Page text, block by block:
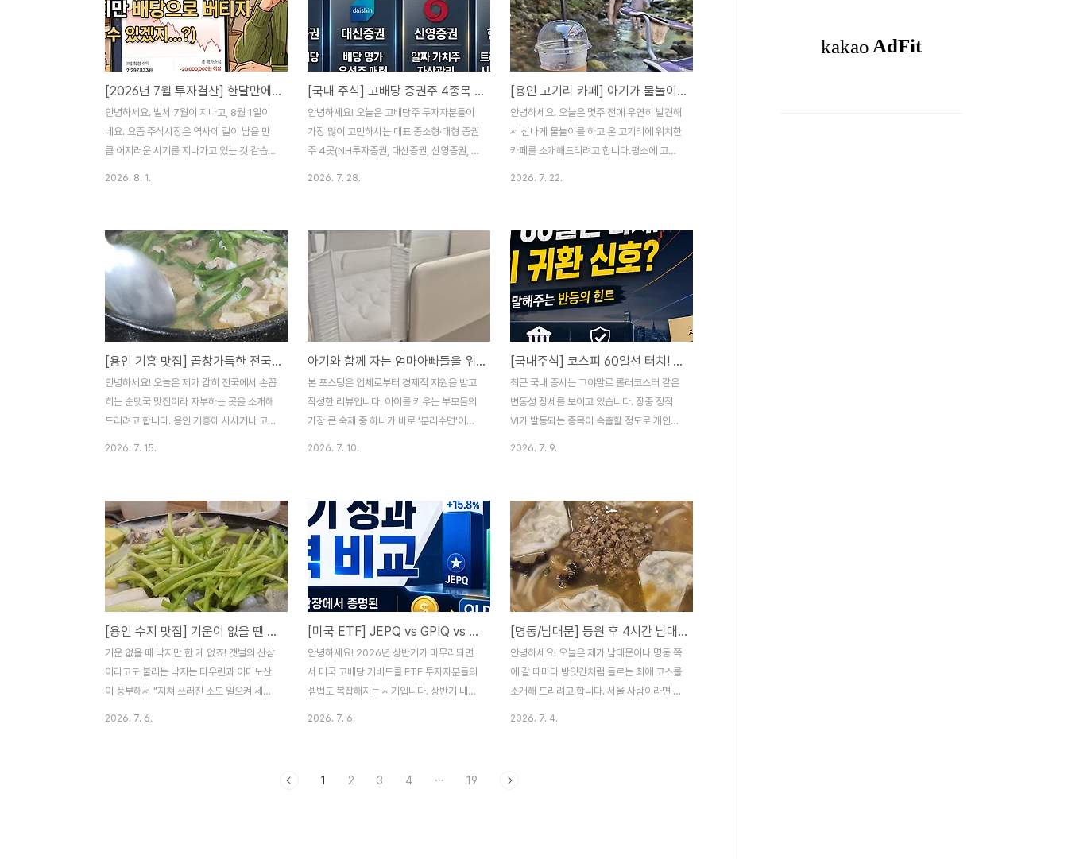
います(まよいます)사아.. 도우데스까네글
쎄요.. 어떨까요さあ.. どうですかね하지메
떼 키키마시따처음 들었어요初めて聞きま
した(はじめてききました)나루호도데스네
그렇군요なるほどですね오나까 스이데 나
이데스까배 안 고프세요?お腹空いてない
ですか(おなかすいてないですか)혼끼데
스까진심이에요?本気ですか(ほんきです
인이 자주 쓰는 존댓말 140가지' 영상을 참
고하여 공부한 내용을 정리해 보았습니다. 1.
오늘의 일본어 표현한글 발음한국어 뜻일본
어 (히라가나/가타카나 + 한자)니혼고데난떼
이이마스까?일본어로 뭐라고 하나요?にほ
んごでなんていいですか？(日本語で何
と言いますか？)오키키시떼모이이데스까?
물어봐도 될까요?おききしてもいいです
[2026년 7월 투자결산] 한달만에 -2천만원 증발! 계좌는 녹았지만 배당으로 버티자(부자할머니 될 수 있겠지...?)
안녕하세요. 벌서 7월이 지나고, 8월 1일이
네요. 요즘 주식시장은 역사에 길이 남을 만
큼 어지러운 시기를 지나가고 있는 것 같습니
1,061,002원)국내주식 매매차익:
387,404원 (종목 교체 및 자산 재배치)해외
주식 매매차익:0원 (종목 단순화)💰 총 확정
수익: 2,297,833원총 자산변동: 전월 대비
약 2,000만원 이상 감소(ISA, 해외직투, 토
스계좌 등...) / 남편 계좌는 미포함ㅠ 1-1. 배
당수익 : 1,910,429원이번달 달러로 들어온
배당수익은 약 85만 원 정도입니다. 토스계..
2026. 8. 1.
[국내 주식] 고배당 증권주 4종목 비교 분석: NH투자증권 vs 대신증권 vs 신영증권 vs 한양증권
안녕하세요! 오늘은 고배당주 투자자분들이
가장 많이 고민하시는 대표 중소형·대형 증권
주 4곳(NH투자증권, 대신증권, 신영증권, 한
가려고 합니다. 1. 시황분석 - 롤러코스터 장
세: 반도체·빅테크의 엎치락뒤치락과 원자재
시황고배당 증권주를 살펴보기 전에, 먼저 우
리 증시와 글로벌 금융시장을 흔들고 있는 4
가지 핵심 시황 포인트를 짚어볼 필요가 있습
니다.1. 🇨🇳 창신메모리(CXMT) 상장 폭등
과 과창판 수급 쇼크바로 어제 7월 27일 월
요일, 중국 최대 D램 제조사인 창신메모리
(CXMT)가 상하이 과창판에 상장하자마자
400%..
2026. 7. 28.
[용인 고기리 카페] 아기가 물놀이 하기 딱 좋은 '괜찮아 고기리야' (계곡+수영장+미꾸라지잡기)
안녕하세요. 오늘은 몇주 전에 우연히 발견해
서 신나게 물놀이를 하고 온 고기리에 위치한
카페를 소개해드리려고 합니다.평소에 고기
거에요? 그래서 제대로 찾아보진 않고 일단
가보자~ 해서 갔는데...웬걸 너무 좋았답니
다! 1. 괜찮아 고기리야 위치 & 영업정보위치
동천로 591-9영업 매일 10:30 - 20:00전
화 0507-1430-9293주차 가능, 어린이
이용료 5,000원 오픈은 10시30분 정도인
데 저희는 11시쯤 도착했습니다. 그런데.... 아
무것도 준비해가지 않은 저희 가족과 달리 이
미 많은 분들이 계셨고, 다들 물놀이 준비..
2026. 7. 22.
[용인 기흥 맛집] 곱창가득한 전국구 1티어 내장 순대국밥 맛집 '원평시골장터순대국' (feat. 아기입맛저격)
안녕하세요! 오늘은 제가 감히 전국에서 손꼽
히는 순댓국 맛집이라 자부하는 곳을 소개해
드리려고 합니다. 용인 기흥에 사시거나 고매
과는 완전히 궤를 달리하는 독보적인 매력을
가진 곳이랍니다. 1. 원평시골장터순대국밥
위치 & 영업정보 영업 화요일 ~ 일요일
10:30 ~ 20:00 (브레이크 타임: 15:30 ~
17:00 / 정기 휴무: 월)주소 경기도 용인시
기흥구 고매동 546-14(공세로 10)전화
031-285-1247 주차 가능, 재료가 조기에
소진될 경우 영업을 마감할 수 있음. 2. 원평
시골장터 메뉴 - 순대국밥에는 고기..
2026. 7. 15.
아기와 함께 자는 엄마아빠들을 위한 ‘슬로우베드 이브닝 리버서블 SS 매트리스’ 솔직후기
본 포스팅은 업체로부터 경제적 지원을 받고
작성한 리뷰입니다. 아이를 키우는 부모들의
가장 큰 숙제 중 하나가 바로 '분리수면'이죠?
을 꿈꾸며 아기가 태어나기도 전부터 ‘일룸
쿠시노 저상형 침대 프레임’에 ‘일룸 데일리
라이트 펌 매트리스’를 구매해 준비했습니다.
하지만 분리수면은 쉽지않더라고요! 😭 결국
남편과 번갈아가며 아기 침대에서 성인 1명
+ 아기 조합으로 함께 생활하게 되었죠. 3년
정도 사용하다 보니 아기가 쉬를 흘리기도 하
고, 침대 위에서 점프도 워낙 많이 해서 매트
리스를 교체해 주어야겠다고 결심했습니다.
조금 더 탄..
2026. 7. 10.
[국내주식] 코스피 60일선 터치! 삼전·하닉으로 보는 향후 대응 전략
최근 국내 증시는 그야말로 롤러코스터 같은
변동성 장세를 보이고 있습니다. 장중 정적
VI가 발동되는 종목이 속출할 정도로 개인이
니다. 1. 2026년 상반기 증시의 본질:
'KOSPI = 반도체' 등식의 증명2026년 들
어 국내 증시에서 가장 두드러진 현상은
KOSPI 지수 차트와 삼성전자, SK하이닉스
의 차트가 사실상 데칼코마니 수준으로 움직
이고 있다는 점입니다. 지수가 올라갈 때도
이들 두 종목이 강력하게 이끌었고, 반대로
밀릴 때 역시 반도체 섹터의 변동성이 지수
전체를 그대로 끌어내렸습니다. 코스피 전체
시가총액에서 두 기..
2026. 7. 9.
[용인 수지 맛집] 기운이 없을 땐 소도 때려 잡는다는 연포탕으로 몸보신 '낙지장날'
기운 없을 때 낙지만 한 게 없죠! 갯벌의 산삼
이라고도 불리는 낙지는 타우린과 아미노산
이 풍부해서 "지쳐 쓰러진 소도 일으켜 세운
2026. 7. 6.
[미국 ETF] JEPQ vs GPIQ vs QQQI 상반기 성과 비교: 상승장, 하락장에서 승자는?
안녕하세요! 2026년 상반기가 마무리되면
서 미국 고배당 커버드콜 ETF 투자자분들의
셈법도 복잡해지는 시기입니다. 상반기 내내
좌 희비도 크게 갈렸을 것 같습니다. 오늘은
2026. 7. 6.
[명동/남대문] 등원 후 4시간 남대문 코스! 아기옷 쇼핑 ➔ 명동교자 ➔ 리사르 커피
안녕하세요! 오늘은 제가 남대문이나 명동 쪽
에 갈 때마다 방앗간처럼 들르는 최애 코스를
소개해 드리려고 합니다. 서울 사람이라면 모
내기 위해 친구와 남대문에서 뭉쳤습니다!🛍️
2026. 7. 4.
1 2 3 4 ··· 19